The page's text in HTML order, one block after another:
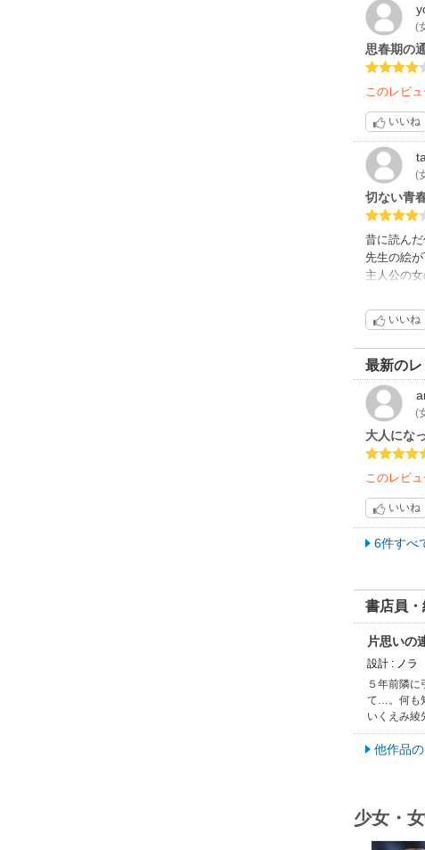
(
思春期の
このレビ
いいね
(
切ない青
昔に読んだ
先生の絵が
主人公の
あこがれた
内容はとに
みんな切
切ない青
いいね
最新の
(
大人にな
このレビ
いいね
6件すべ
書店員
片思いの
設計 : ノラ
５年前隣
て…。何も
いくえみ綾
他作品
少女・